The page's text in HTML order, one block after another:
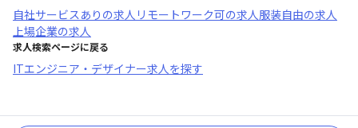
自社サービスあり の求人 リモートワーク可の求人服装自由の求人
上場企業の求人
求人検索ページに戻る
ITエンジニア・デザイナー求人を探す